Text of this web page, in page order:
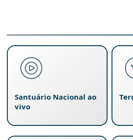
Santuário Nacional ao
vivo